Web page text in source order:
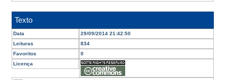
Texto
Data
29/09/2014 21:42:50
Leituras
834
Favoritos
0
Licença